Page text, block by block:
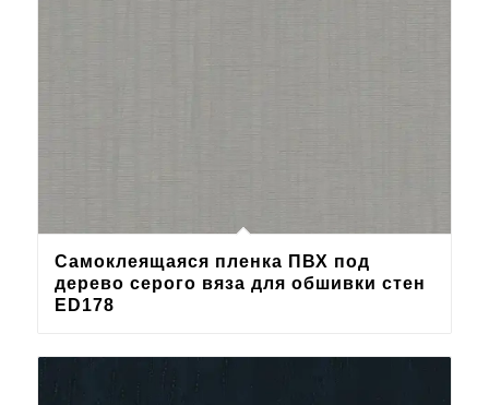
Самоклеящаяся пленка ПВХ под
дерево серого вяза для обшивки стен
ED178